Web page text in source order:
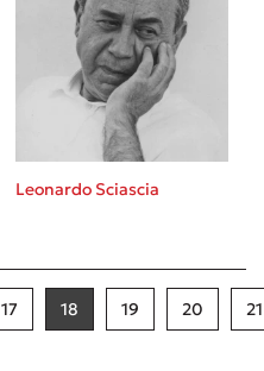
Leonardo Sciascia
17 18 19 20 21